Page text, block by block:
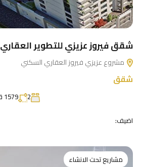
شقق فيروز عزيزي للتطوير العقاري
مشروع عزيزي فيروز العقاري السكني
شقق
2 1579 قدم
اضيف:
مشاريع تحت الانشاء